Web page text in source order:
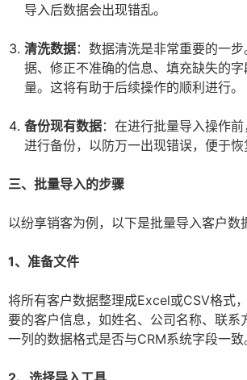
导入后数据会出现错乱。
清洗数据：数据清洗是非常重要的一
据、修正不准确的信息、填充缺失的
量。这将有助于后续操作的顺利进行。
备份现有数据：在进行批量导入操作
进行备份，以防万一出现错误，便于恢
三、批量导入的步骤
以纷享销客为例，以下是批量导入客户数
1、准备文件
将所有客户数据整理成Excel或CSV格式
要的客户信息，如姓名、公司名称、联系
一列的数据格式是否与CRM系统字段一致